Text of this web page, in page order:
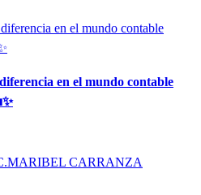
en el mundo contable